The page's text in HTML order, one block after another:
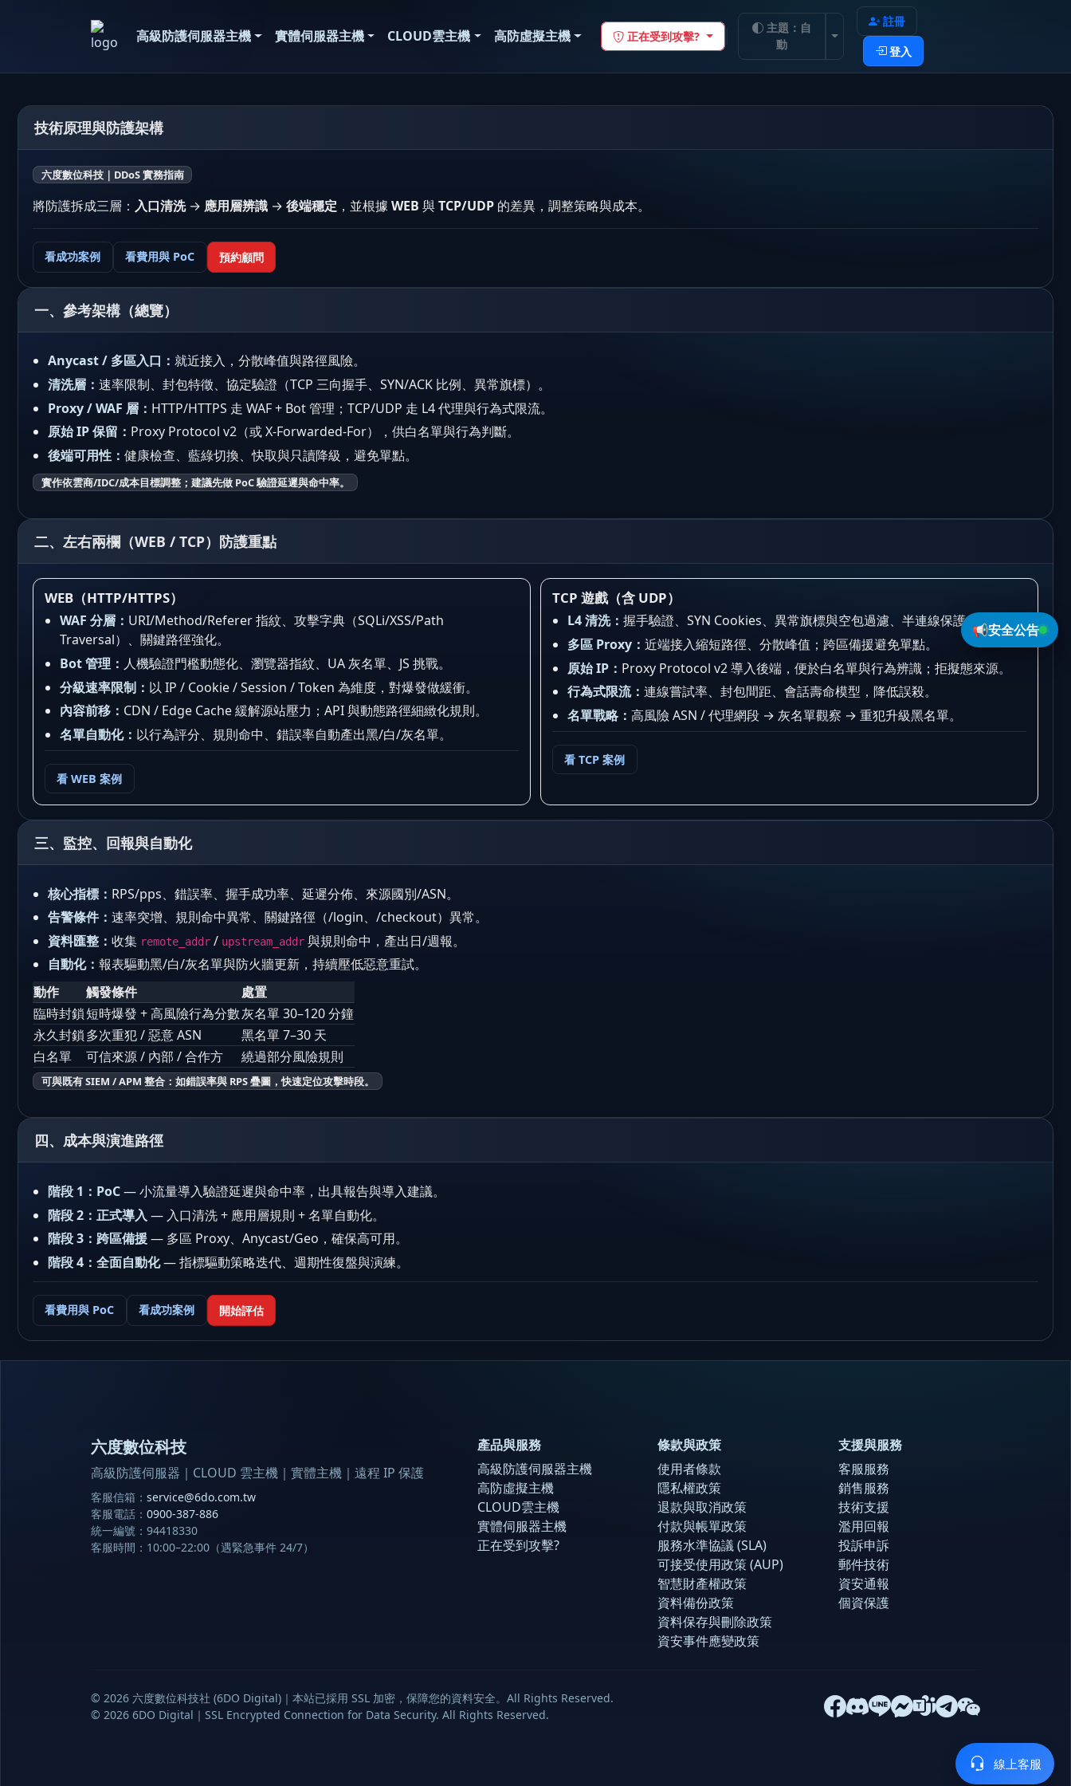
📢安全公告
高級防護伺服器主機 實體伺服器主機 CLOUD雲主機 高防虛擬主機 正在受到攻擊?
主題：自
動
切換主題
註冊
登入
技術原理與防護架構
六度數位科技｜DDoS 實務指南
將防護拆成三層： 入口清洗→ 應用層辨識 → 後端穩定 ，並根據 WEB 與TCP/UDP 的差異，調整策略與成本。
看成功案例 看費用與 PoC 預約顧問
一、參考架構（總覽）
Anycast / 多區入口：就近接入，分散峰值與路徑風險。
清洗層：速率限制、封包特徵、協定驗證（TCP 三向握手、SYN/ACK 比例、異常旗標）。
Proxy / WAF 層： HTTP/HTTPS 走 WAF + Bot 管理；TCP/UDP 走 L4 代理與行為式限流。
原始 IP 保留： Proxy Protocol v2（或 X-Forwarded-For），供白名單與行為判斷。
後端可用性：健康檢查、藍綠切換、快取與只讀降級，避免單點。
實作依雲商/IDC/成本目標調整；建議先做 PoC 驗證延遲與命中率。
二、左右兩欄（WEB / TCP）防護重點
WEB（HTTP/HTTPS）
WAF 分層： URI/Method/Referer 指紋、攻擊字典（SQLi/XSS/Path
Traversal）、關鍵路徑強化。
Bot 管理： 人機驗證門檻動態化、瀏覽器指紋、UA 灰名單、JS 挑戰。
分級速率限制： 以 IP / Cookie / Session / Token 為維度，對爆發做緩衝。
內容前移： CDN / Edge Cache 緩解源站壓力；API 與動態路徑細緻化規則。
名單自動化： 以行為評分、規則命中、錯誤率自動產出黑/白/灰名單。
看 WEB 案例
TCP 遊戲（含 UDP）
L4 清洗：握手驗證、SYN Cookies、異常旗標與空包過濾、半連線保護。
多區 Proxy：近端接入縮短路徑、分散峰值；跨區備援避免單點。
原始 IP： Proxy Protocol v2 導入後端，便於白名單與行為辨識；拒擬態來源。
行為式限流：連線嘗試率、封包間距、會話壽命模型，降低誤殺。
名單戰略：高風險 ASN / 代理網段 → 灰名單觀察 → 重犯升級黑名單。
看 TCP 案例
三、監控、回報與自動化
核心指標： RPS/pps、錯誤率、握手成功率、延遲分佈、來源國別/ASN。
告警條件：速率突增、規則命中異常、關鍵路徑（/login、/checkout）異常。
資料匯整：收集 remote_addr / upstream_addr 與規則命中，產出日/週報。
自動化：報表驅動黑/白/灰名單與防火牆更新，持續壓低惡意重試。
動作
觸發條件
處置
臨時封鎖短時爆發 + 高風險行為分數灰名單 30–120 分鐘
永久封鎖多次重犯 / 惡意 ASN
黑名單 7–30 天
白名單
可信來源 / 內部 / 合作方 繞過部分風險規則
可與既有 SIEM / APM 整合：如錯誤率與 RPS 疊圖，快速定位攻擊時段。
四、成本與演進路徑
階段 1：PoC— 小流量導入驗證延遲與命中率，出具報告與導入建議。
階段 2：正式導入 — 入口清洗 + 應用層規則 + 名單自動化。
階段 3：跨區備援— 多區 Proxy、Anycast/Geo，確保高可用。
階段 4：全面自動化— 指標驅動策略迭代、週期性復盤與演練。
看費用與 PoC 看成功案例 開始評估
六度數位科技
高級防護伺服器｜CLOUD 雲主機｜實體主機｜遠程 IP 保護
客服信箱： service@6do.com.tw
客服電話： 0900-387-886
統一編號：94418330
客服時間：10:00–22:00（遇緊急事件 24/7）
產品與服務
高級防護伺服器主機
高防虛擬主機
CLOUD雲主機
實體伺服器主機
正在受到攻擊?
條款與政策
使用者條款
隱私權政策
退款與取消政策
付款與帳單政策
服務水準協議 (SLA)
可接受使用政策 (AUP)
智慧財產權政策
資料備份政策
資料保存與刪除政策
資安事件應變政策
支援與服務
客服服務
銷售服務
技術支援
濫用回報
投訴申訴
郵件技術
資安通報
個資保護
© 2026 六度數位科技社 (6DO Digital)｜本站已採用 SSL 加密，保障您的資料安全。All Rights Reserved.
© 2026 6DO Digital｜SSL Encrypted Connection for Data Security. All Rights Reserved.
線上客服